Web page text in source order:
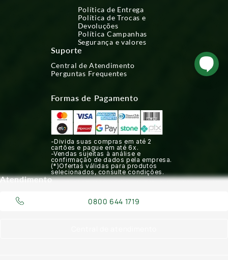
Política de Entrega
Política de Trocas e
Devoluções
Política Campanhas
Segurança e valores
Suporte
Central de Atendimento
Perguntas Frequentes
Formas de Pagamento
-Divida suas compras em até 2
cartões e pague em até 6x.
-Vendas sujeitas à análise e
confirmação de dados pela empresa.
(*)Ofertas válidas para produtos
selecionados, consulte condições.
Atendimento
0800 644 1719